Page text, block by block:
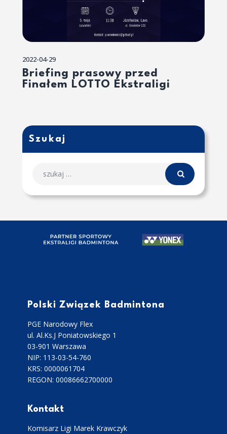
2022-04-29
Briefing prasowy przed
Finałem LOTTO Ekstraligi
Szukaj
Polski Związek Badmintona
PGE Narodowy Flex
ul. Al.Ks.J Poniatowskiego 1
03-901 Warszawa
NIP: 113-03-54-760
KRS: 0000061704
REGON: 00086662700000
Kontakt
Komisarz Ligi Marek Krawczyk